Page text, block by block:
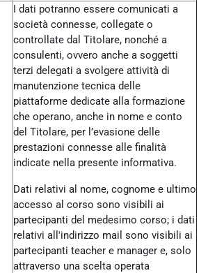
I dati potranno essere comunicati a
società connesse, collegate o
controllate dal Titolare, nonché a
consulenti, ovvero anche a soggetti
terzi delegati a svolgere attività di
manutenzione tecnica delle
piattaforme dedicate alla formazione
che operano, anche in nome e conto
del Titolare, per l’evasione delle
prestazioni connesse alle finalità
indicate nella presente informativa.
Dati relativi al nome, cognome e ultimo
accesso al corso sono visibili ai
partecipanti del medesimo corso; i dati
relativi all'indirizzo mail sono visibili ai
partecipanti teacher e manager e, solo
attraverso una scelta operata